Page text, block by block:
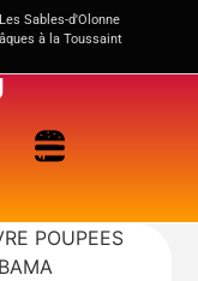
Sables-d'Olonne
à la Toussaint
POUPEES